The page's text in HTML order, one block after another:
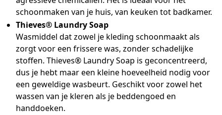
schoonmaken van je huis, van keuken tot badkamer.
Thieves® Laundry Soap
Wasmiddel dat zowel je kleding schoonmaakt als
zorgt voor een frissere was, zonder schadelijke
stoffen. Thieves® Laundry Soap is geconcentreerd,
dus je hebt maar een kleine hoeveelheid nodig voor
een geweldige wasbeurt. Geschikt voor zowel het
wassen van je kleren als je beddengoed en
handdoeken.